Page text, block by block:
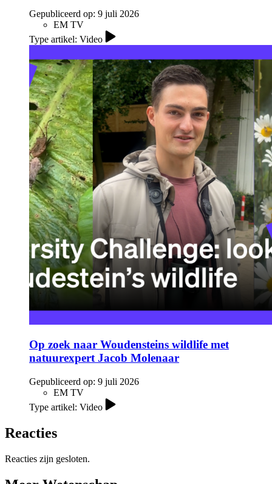
Gepubliceerd op: 9 juli 2026
EM TV
Type artikel: Video
Op zoek naar Woudensteins wildlife met
natuurexpert Jacob Molenaar
Gepubliceerd op: 9 juli 2026
EM TV
Type artikel: Video
Reacties
Reacties zijn gesloten.